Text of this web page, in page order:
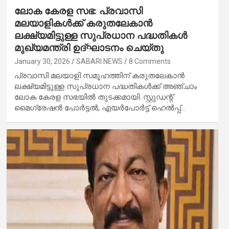
ലോക കേരള സഭ: പ്രവാസി
മലയാളികൾക്ക് കരുതലേകാൻ
ലക്ഷ്യമിട്ടുള്ള സുപ്രധാന പദ്ധതികൾ
മുഖ്യമന്ത്രി ഉദ്ഘാടനം ചെയ്തു
January 30, 2026 SABARI NEWS 8 Comments
പ്രവാസി മലയാളി സമൂഹത്തിന് കരുതലേകാൻ
ലക്ഷ്യമിട്ടുള്ള സുപ്രധാന പദ്ധതികൾക്ക് അഞ്ചാം
ലോക കേരള സഭയിൽ തുടക്കമായി. സ്റ്റുഡന്റ്
മൈഗ്രേഷൻ പോർട്ടൽ, എയർപോർട്ട് ഹെൽപ്പ്…